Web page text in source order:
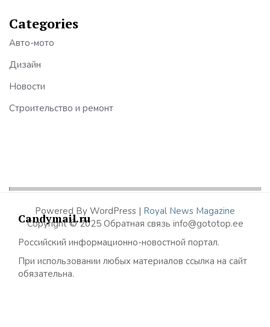
Categories
Авто-мото
Дизайн
Новости
Строительство и ремонт
Candymail.ru
Российский информационно-новостной портал.
При использовании любых материалов ссылка на сайт
обязательна.
Powered By WordPress | Royal News Magazine
Copyright © 2025 Обратная связь info@gototop.ee